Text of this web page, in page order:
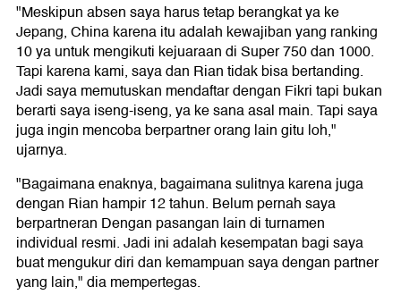
"Meskipun absen saya harus tetap berangkat ya ke
Jepang, China karena itu adalah kewajiban yang ranking
10 ya untuk mengikuti kejuaraan di Super 750 dan 1000.
Tapi karena kami, saya dan Rian tidak bisa bertanding.
Jadi saya memutuskan mendaftar dengan Fikri tapi bukan
berarti saya iseng-iseng, ya ke sana asal main. Tapi saya
juga ingin mencoba berpartner orang lain gitu loh,"
ujarnya.
"Bagaimana enaknya, bagaimana sulitnya karena juga
dengan Rian hampir 12 tahun. Belum pernah saya
berpartneran Dengan pasangan lain di turnamen
individual resmi. Jadi ini adalah kesempatan bagi saya
buat mengukur diri dan kemampuan saya dengan partner
yang lain," dia mempertegas.